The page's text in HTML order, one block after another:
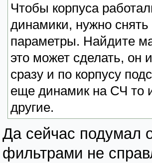
Чтобы корпуса
динамики, нужно
параметры. Найдите
это может сделать, он
сразу и по корпусу
еще динамик на СЧ то
другие.
Да сейчас подумал
фильтрами не